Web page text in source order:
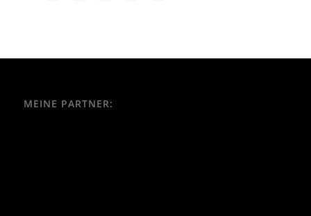
MEINE PARTNER: